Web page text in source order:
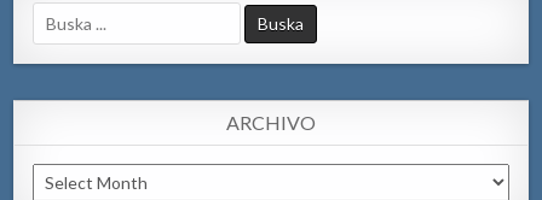
Search
for:
ARCHIVO
Archivo